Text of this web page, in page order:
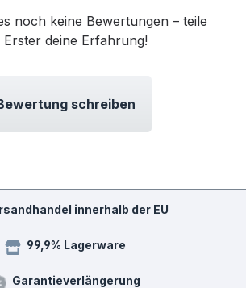
noch keine Bewertungen – teile
Erster deine Erfahrung!
schreiben
innerhalb der EU
99,9% Lagerware
Garantieverlängerung